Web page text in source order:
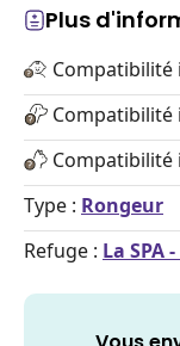
Plus
Compatibilité
Compatibilité
Compatibilité
Type : Rongeur
Refuge : La SPA